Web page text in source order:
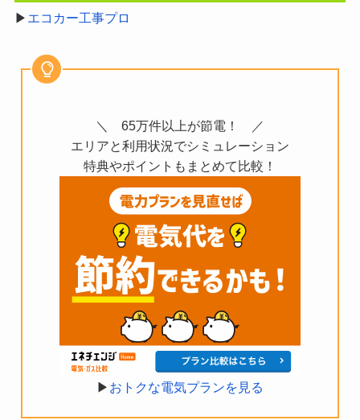
▶︎ エコカー工事プロ
＼ 65万件以上が節電！ ／
エリアと利用状況でシミュレーション
特典やポイントもまとめて比較！
▶︎ おトクな電気プランを見る